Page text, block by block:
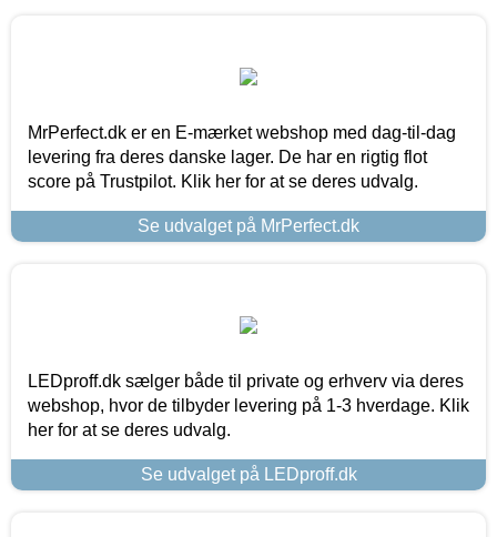
MrPerfect.dk er en E-mærket webshop med dag-til-dag
levering fra deres danske lager. De har en rigtig flot
score på Trustpilot. Klik her for at se deres udvalg.
Se udvalget på MrPerfect.dk
LEDproff.dk sælger både til private og erhverv via deres
webshop, hvor de tilbyder levering på 1-3 hverdage. Klik
her for at se deres udvalg.
Se udvalget på LEDproff.dk